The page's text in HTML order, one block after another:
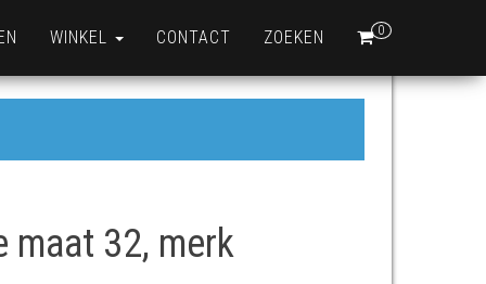
0
WINKEL CONTACT ZOEKEN
maat 32, merk